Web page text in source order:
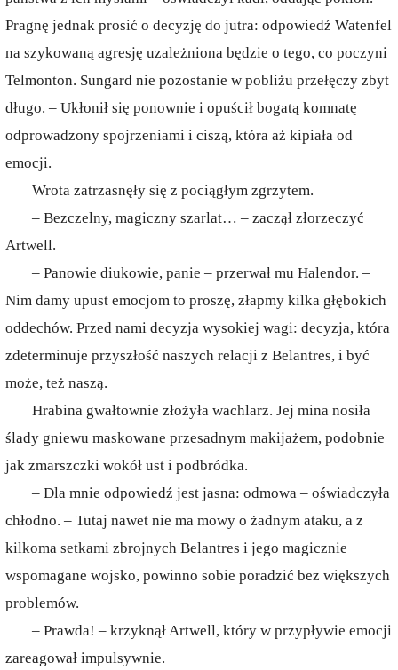
Pragnę jednak prosić o decyzję do jutra: odpowiedź Watenfel
na szykowaną agresję uzależniona będzie o tego, co poczyni
Telmonton. Sungard nie pozostanie w pobliżu przełęczy zbyt
długo. – Ukłonił się ponownie i opuścił bogatą komnatę
odprowadzony spojrzeniami i ciszą, która aż kipiała od
emocji.
Wrota zatrzasnęły się z pociągłym zgrzytem.
– Bezczelny, magiczny szarlat… – zaczął złorzeczyć
Artwell.
– Panowie diukowie, panie – przerwał mu Halendor. –
Nim damy upust emocjom to proszę, złapmy kilka głębokich
oddechów. Przed nami decyzja wysokiej wagi: decyzja, która
zdeterminuje przyszłość naszych relacji z Belantres, i być
może, też naszą.
Hrabina gwałtownie złożyła wachlarz. Jej mina nosiła
ślady gniewu maskowane przesadnym makijażem, podobnie
jak zmarszczki wokół ust i podbródka.
– Dla mnie odpowiedź jest jasna: odmowa – oświadczyła
chłodno. – Tutaj nawet nie ma mowy o żadnym ataku, a z
kilkoma setkami zbrojnych Belantres i jego magicznie
wspomagane wojsko, powinno sobie poradzić bez większych
problemów.
– Prawda! – krzyknął Artwell, który w przypływie emocji
zareagował impulsywnie.